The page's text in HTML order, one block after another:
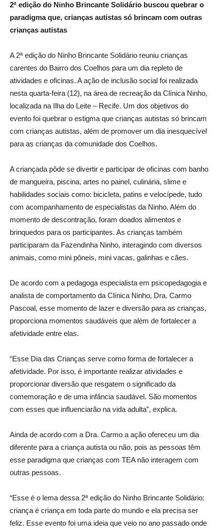
2ª edição do Ninho Brincante Solidário buscou quebrar o
paradigma que, crianças autistas só brincam com outras
crianças autistas
A 2ª edição do Ninho Brincante Solidário reuniu crianças
carentes do Bairro dos Coelhos para um dia repleto de
atividades e oficinas. A ação de inclusão social foi realizada
nesta quarta-feira (12), na área de recreação da Clínica Ninho,
localizada na Ilha do Leite – Recife. Um dos objetivos do
evento foi quebrar o estigma que crianças autistas só brincam
com crianças autistas, além de promover um dia inesquecível
para as crianças da comunidade dos Coelhos.
A criançada pôde se divertir e participar de oficinas com banho
de mangueira, piscina, artes no painel, culinária, slime e
habilidades sociais como: bicicleta, patins e velocípede, tudo
com acompanhamento de especialistas da Ninho. Além do
momento de descontração, foram doados alimentos e
brinquedos para os participantes. As crianças também
participaram da Fazendinha Ninho, interagindo com diversos
animais, como mini pôneis, mini vacas, galinhas e cães.
De acordo com a pedagoga especialista em psicopedagogia e
analista de comportamento da Clínica Ninho, Dra. Carmo
Pascoal, esse momento de lazer e diversão para as crianças,
proporciona momentos saudáveis que além de fortalecer a
afetividade entre elas.
“Esse Dia das Crianças serve como forma de fortalecer a
afetividade. Por isso, é importante realizar atividades e
proporcionar diversão que resgatem o significado da
comemoração e de uma infância saudável. São momentos
com esses que influenciarão na vida adulta”, explica.
Ainda de acordo com a Dra. Carmo a ação ofereceu um dia
diferente para a criança autista ou não, pois as pessoas têm
esse paradigma que crianças com TEA não interagem com
outras pessoas.
“Esse é o lema dessa 2ª edição do Ninho Brincante Solidário:
criança é criança em toda parte do mundo e ela precisa ser
feliz. Esse evento foi uma ideia que veio no ano passado onde